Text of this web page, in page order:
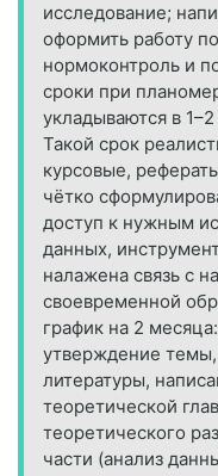
исследование;
оформить работу
нормоконтроль и
сроки при
укладываются в
Такой срок
курсовые,
чётко
доступ к нужным
данных,
налажена связь с
своевременной
график на 2
утверждение
литературы,
теоретической
теоретического
части (анализ